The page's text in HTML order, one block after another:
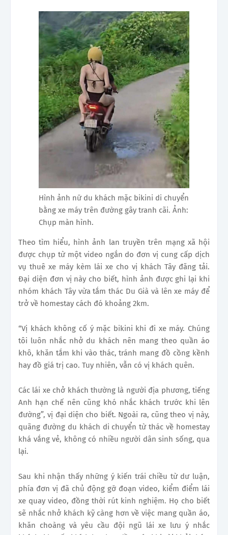
Hình ảnh nữ du khách mặc bikini di chuyển
bằng xe máy trên đường gây tranh cãi. Ảnh:
Chụp màn hình.
Theo tìm hiểu, hình ảnh lan truyền trên mạng xã hội
được chụp từ một video ngắn do đơn vị cung cấp dịch
vụ thuê xe máy kèm lái xe cho vị khách Tây đăng tải.
Đại diện đơn vị này cho biết, hình ảnh được ghi lại khi
nhóm khách Tây vừa tắm thác Du Già và lên xe máy để
trở về homestay cách đó khoảng 2km.
“Vị khách không cố ý mặc bikini khi đi xe máy. Chúng
tôi luôn nhắc nhở du khách nên mang theo quần áo
khô, khăn tắm khi vào thác, tránh mang đồ cồng kềnh
hay đồ giá trị cao. Tuy nhiên, vẫn có vị khách quên.
Các lái xe chở khách thường là người địa phương, tiếng
Anh hạn chế nên cũng khó nhắc khách trước khi lên
đường”, vị đại diện cho biết. Ngoài ra, cũng theo vị này,
quãng đường du khách di chuyển từ thác về homestay
khá vắng vẻ, không có nhiều người dân sinh sống, qua
lại.
Sau khi nhận thấy những ý kiến trái chiều từ dư luận,
phía đơn vị đã chủ động gỡ đoạn video, kiểm điểm lái
xe quay video, đồng thời rút kinh nghiệm. Họ cho biết
sẽ nhắc nhở khách kỹ càng hơn về việc mang quần áo,
khăn choàng và yêu cầu đội ngũ lái xe lưu ý nhắc